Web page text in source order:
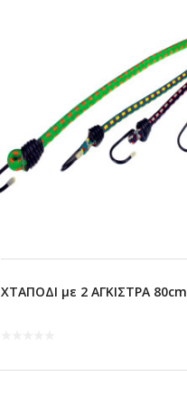
ΧΤΑΠΟΔΙ με 2 ΑΓΚΙΣΤΡΑ 80cm